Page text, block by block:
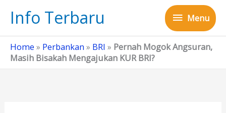
Info Terbaru Menu
Menu
Home » Perbankan» BRI » Pernah Mogok Angsuran,
Masih Bisakah Mengajukan KUR BRI?